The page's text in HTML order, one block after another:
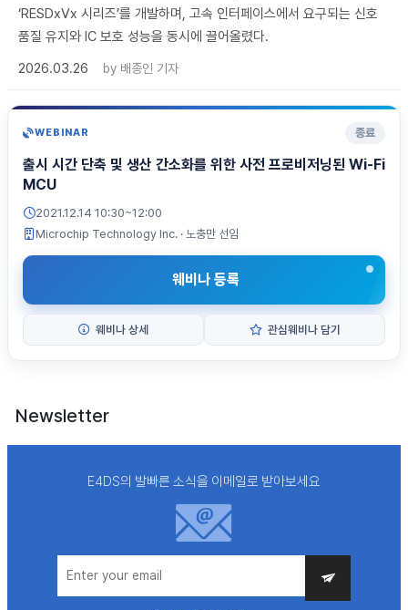
‘RESDxVx 시리즈’를 개발하며, 고속 인터페이스에서 요구되는 신호
품질 유지와 IC 보호 성능을 동시에 끌어올렸다.
2026.03.26
by 배종인 기자
WEBINAR 종료
출시 시간 단축 및 생산 간소화를 위한 사전 프로비저닝된 Wi-Fi
MCU
2021.12.14 10:30~12:00
Microchip Technology Inc. · 노충만 선임
웨비나 등록
웨비나 상세 관심웨비나 담기
Newsletter
E4DS의 발빠른 소식을 이메일로 받아보세요